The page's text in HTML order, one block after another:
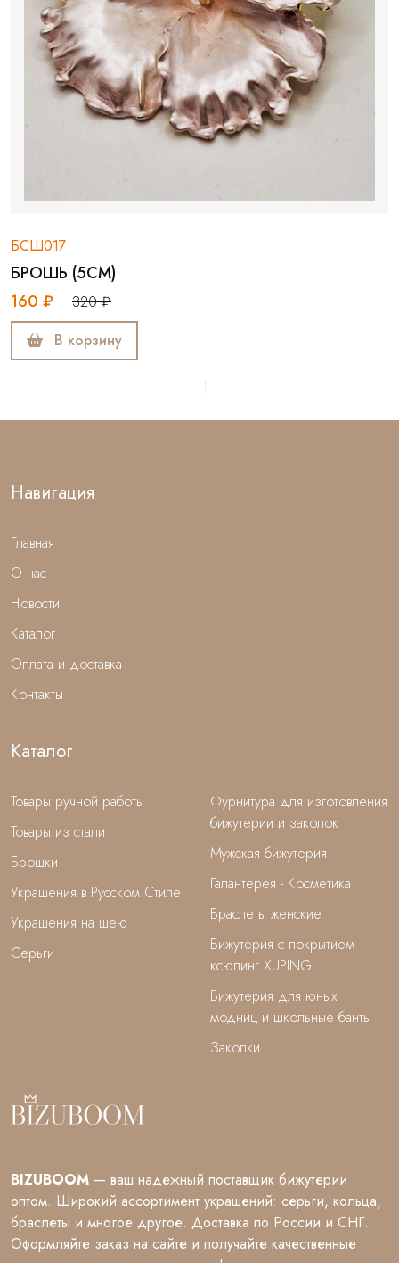
БСШ017
БРОШЬ (5СМ)
160 ₽
320 ₽
В корзину
Навигация
Главная
О нас
Новости
Каталог
Оплата и доставка
Контакты
Каталог
Товары ручной работы
Товары из стали
Брошки
Украшения в Русском Стиле
Украшения на шею
Серьги
Фурнитура для изготовления
бижутерии и заколок
Мужская бижутерия
Галантерея - Косметика
Браслеты женские
Бижутерия с покрытием
ксюпинг XUPING
Бижутерия для юных
модниц и школьные банты
Заколки
BIZUBOOM — ваш надежный поставщик бижутерии
оптом. Широкий ассортимент украшений: серьги, кольца,
браслеты и многое другое. Доставка по России и СНГ.
Оформляйте заказ на сайте и получайте качественные